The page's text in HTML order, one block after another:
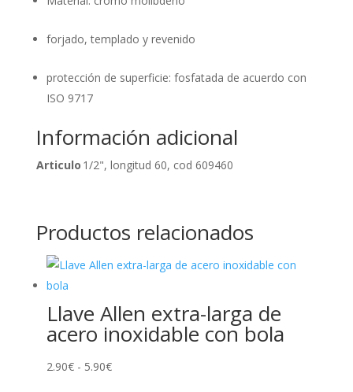
forjado, templado y revenido
protección de superficie: fosfatada de acuerdo con
ISO 9717
Información adicional
Articulo 1/2", longitud 60, cod 609460
Productos relacionados
Llave Allen extra-larga de
acero inoxidable con bola
2.90€ - 5.90€Rango